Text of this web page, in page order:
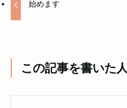
始めます
この記事を書いた人